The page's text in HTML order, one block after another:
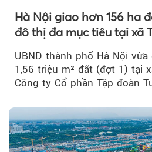
Hà Nội giao hơn 156 ha
đô thị đa mục tiêu tại xã
UBND thành phố Hà Nội
1,56 triệu m² đất (đợt 1) tại
Công ty Cổ phần Tập đoàn